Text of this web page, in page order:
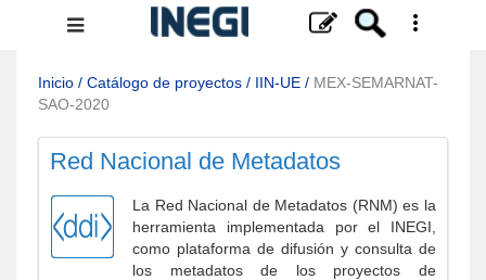
Menú
navegación
Inicio / Catálogo de proyectos / IIN-UE / MEX-SEMARNAT-
SAO-2020
Red Nacional de Metadatos
La Red Nacional de Metadatos (RNM) es la
herramienta implementada por el INEGI,
como plataforma de difusión y consulta de
los metadatos de los proyectos de